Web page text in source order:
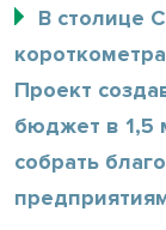
В столице
Проект
бюджет в 1,5
собрать